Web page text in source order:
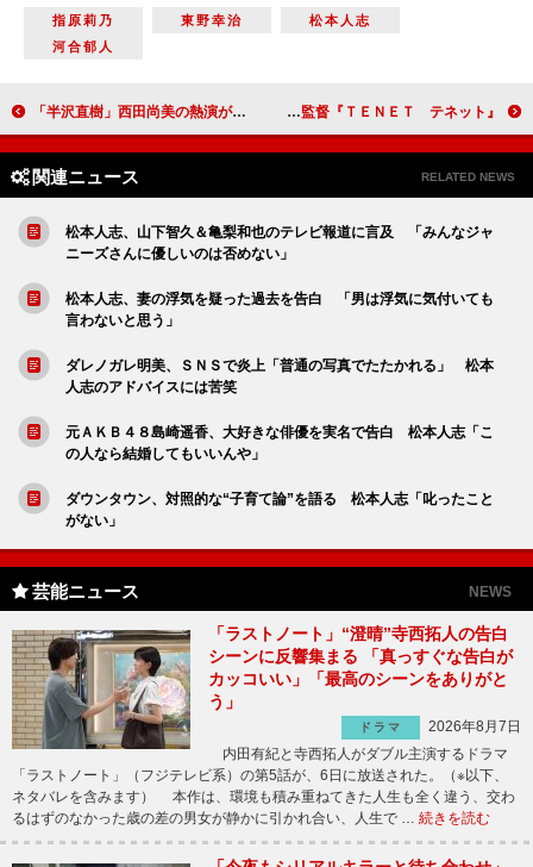
指原莉乃 東野幸治
松本人志
河合郁人
「半沢直樹」西田尚美の熱演が話題に 「鉄の女、女版半沢直樹だね」 ＧＡＣＫＴ「１回見たときは全く分からなかった」 クリストファー・ノーラン監督『ＴＥＮＥＴ テネット』
関連ニュース RELATED NEWS
松本人志、山下智久＆亀梨和也のテレビ報道に言及 「みんなジャ
ニーズさんに優しいのは否めない」
松本人志、妻の浮気を疑った過去を告白 「男は浮気に気付いても
言わないと思う」
ダレノガレ明美、ＳＮＳで炎上「普通の写真でたたかれる」 松本
人志のアドバイスには苦笑
元ＡＫＢ４８島崎遥香、大好きな俳優を実名で告白 松本人志「こ
の人なら結婚してもいいんや」
ダウンタウン、対照的な“子育て論”を語る 松本人志「叱ったこと
がない」
芸能ニュース NEWS
「ラストノート」“澄晴”寺西拓人の告白
シーンに反響集まる 「真っすぐな告白が
カッコいい」「最高のシーンをありがと
う」
ドラマ
2026年8月7日
内田有紀と寺西拓人がダブル主演するドラマ
「ラストノート」（フジテレビ系）の第5話が、6日に放送された。（※以下、
ネタバレを含みます） 本作は、環境も積み重ねてきた人生も全く違う、交わ
るはずのなかった歳の差の男女が静かに引かれ合い、人生で … 続きを読む